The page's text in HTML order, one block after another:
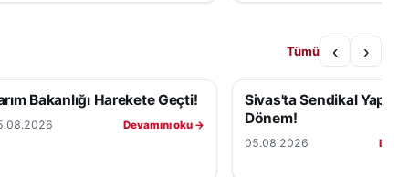
Tümü ‹ ›
Bakanlığı Harekete Geçti!
Devamını oku →
Sivas'ta Sendikal Yapıda
Dönem!
05.08.2026